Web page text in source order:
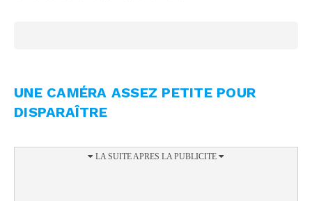
UNE CAMÉRA ASSEZ PETITE POUR
DISPARAÎTRE